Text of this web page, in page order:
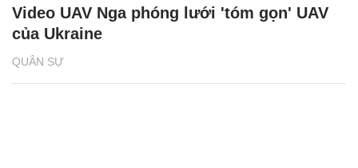
QUÂN SỰ
Video UAV Nga phóng lưới 'tóm gọn' UAV
của Ukraine